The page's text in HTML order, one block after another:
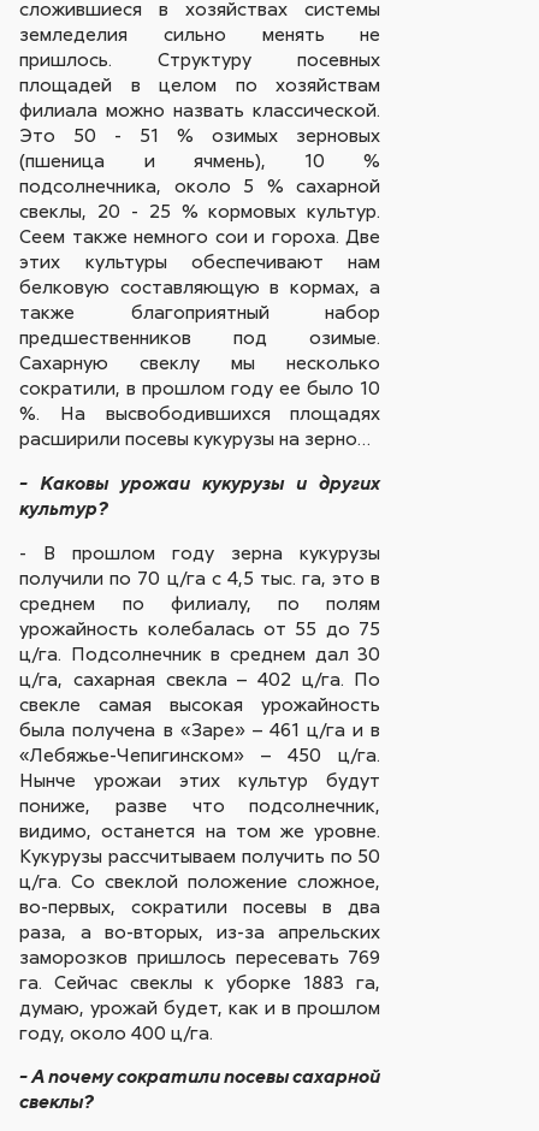
сложившиеся в хозяйствах системы
земледелия сильно менять не
пришлось. Структуру посевных
площадей в целом по хозяйствам
филиала можно назвать классической.
Это 50 - 51 % озимых зерновых
(пшеница и ячмень), 10 %
подсолнечника, около 5 % сахарной
свеклы, 20 - 25 % кормовых культур.
Сеем также немного сои и гороха. Две
этих культуры обеспечивают нам
белковую составляющую в кормах, а
также благоприятный набор
предшественников под озимые.
Сахарную свеклу мы несколько
сократили, в прошлом году ее было 10
%. На высвободившихся площадях
расширили посевы кукурузы на зерно…
- Каковы урожаи кукурузы и других
культур?
- В прошлом году зерна кукурузы
получили по 70 ц/га с 4,5 тыс. га, это в
среднем по филиалу, по полям
урожайность колебалась от 55 до 75
ц/га. Подсолнечник в среднем дал 30
ц/га, сахарная свекла – 402 ц/га. По
свекле самая высокая урожайность
была получена в «Заре» – 461 ц/га и в
«Лебяжье-Чепигинском» – 450 ц/га.
Нынче урожаи этих культур будут
пониже, разве что подсолнечник,
видимо, останется на том же уровне.
Кукурузы рассчитываем получить по 50
ц/га. Со свеклой положение сложное,
во-первых, сократили посевы в два
раза, а во-вторых, из-за апрельских
заморозков пришлось пересевать 769
га. Сейчас свеклы к уборке 1883 га,
думаю, урожай будет, как и в прошлом
году, около 400 ц/га.
- А почему сократили посевы сахарной
свеклы?